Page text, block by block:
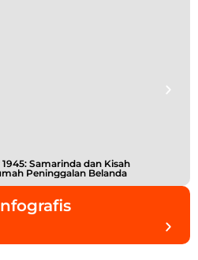
Samarinda dan Kisah
Peninggalan Belanda